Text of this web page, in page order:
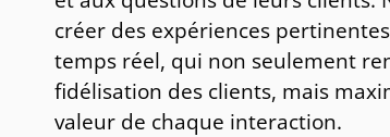
créer des expériences
temps réel, qui non seulement
fidélisation des clients, mais
valeur de chaque interaction.